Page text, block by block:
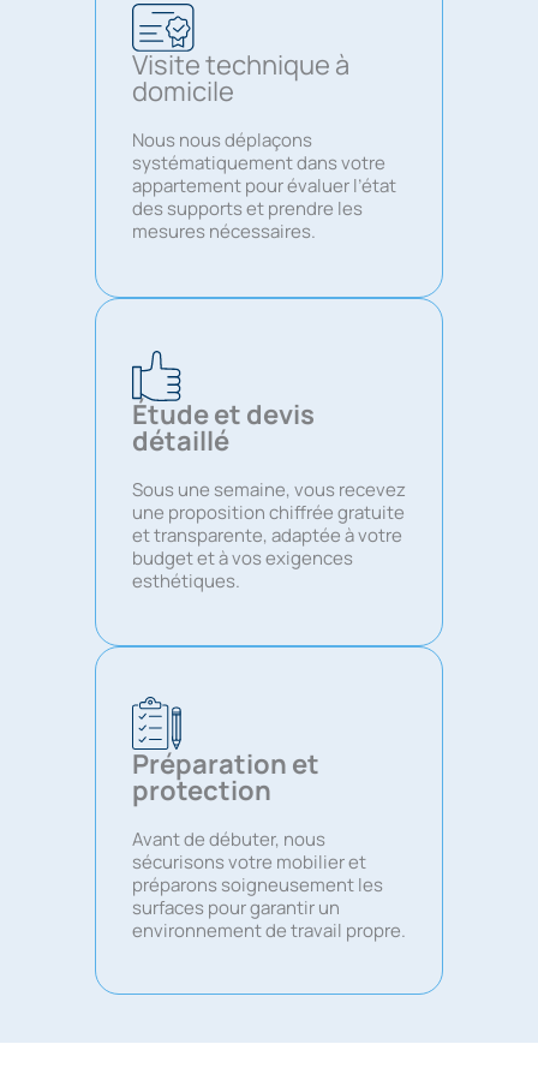
Visite technique à
domicile
Nous nous déplaçons
systématiquement dans votre
appartement pour évaluer l’état
des supports et prendre les
mesures nécessaires.
Étude et devis
détaillé
Sous une semaine, vous recevez
une proposition chiffrée gratuite
et transparente, adaptée à votre
budget et à vos exigences
esthétiques.
Préparation et
protection
Avant de débuter, nous
sécurisons votre mobilier et
préparons soigneusement les
surfaces pour garantir un
environnement de travail propre.